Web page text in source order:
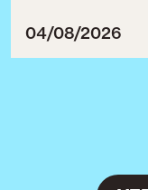
04/08/2026